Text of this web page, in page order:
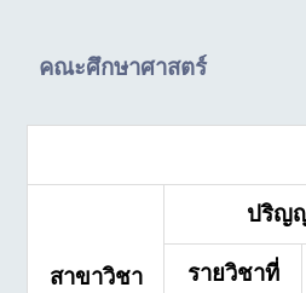
คณะศึกษาศาสตร์
สาขาวิชา
ปริญ
รายวิชาที่